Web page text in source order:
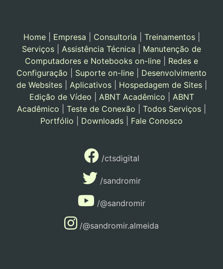
Home| Empresa Consultoria Treinamentos|
Serviços
Assistência Técnica
Manutenção de
Computadores e Notebooks on-line
Redes e
Configuração
Suporte on-line
Desenvolvimento
de Websites| Aplicativos| Hospedagem de Sites|
Edição de Vídeo
ABNT Acadêmico
ABNT
Acadêmico
Teste de Conexão Todos Serviços
Portfólio
Downloads Fale Conosco
/ctsdigital
/sandromir
/@sandromir
/@sandromir.almeida